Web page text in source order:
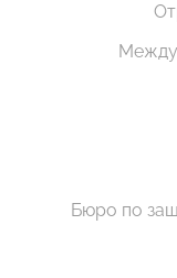
Бюро по